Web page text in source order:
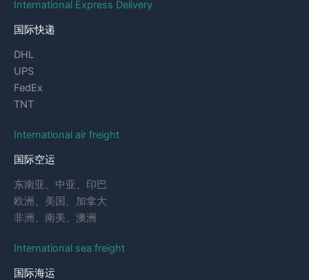
International Express Delivery
国际快递
DHL
UPS
FedEx
TNT
International air freight
国际空运
东南亚、中亚、印巴
欧洲、美国、加拿大
非洲、南美、澳洲
International sea freight
国际海运